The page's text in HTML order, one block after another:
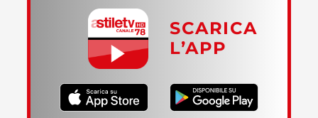
SCARICA
L’APP